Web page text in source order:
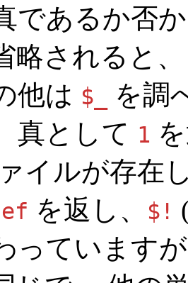
であるか否
略されると、
他は $_
を調
真として 1
イルが存在
を返し、 $!
っています